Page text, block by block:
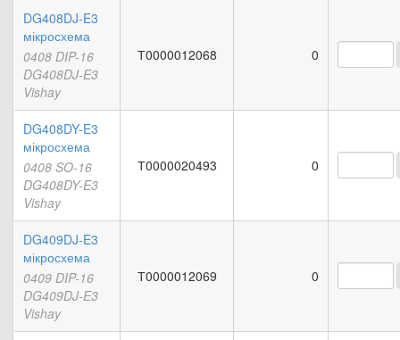
DG408DJ-E3
мікросхема
0408 DIP-16
DG408DJ-E3
Vishay
Т0000012068 0
DG408DY-E3
мікросхема
0408 SO-16
DG408DY-E3
Vishay
Т0000020493 0
DG409DJ-E3
мікросхема
0409 DIP-16
DG409DJ-E3
Vishay
Т0000012069 0